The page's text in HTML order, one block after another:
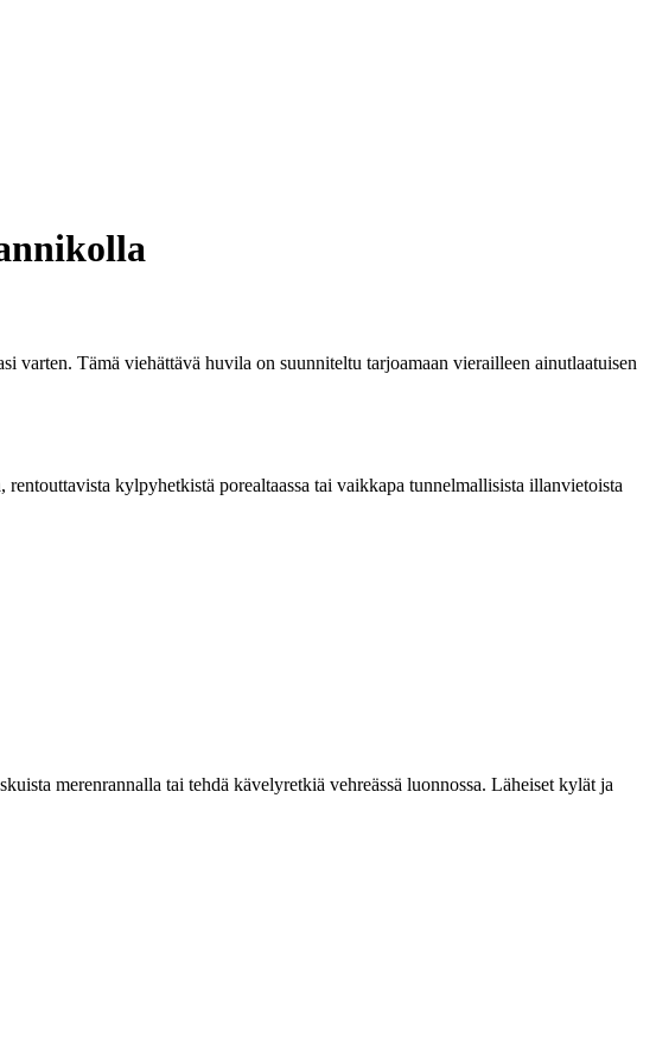
varten. Tämä viehättävä huvila on suunniteltu tarjoamaan vierailleen ainutlaatuisen
kylpyhetkistä porealtaassa tai vaikkapa tunnelmallisista illanvietoista
merenrannalla tai tehdä kävelyretkiä vehreässä luonnossa. Läheiset kylät ja